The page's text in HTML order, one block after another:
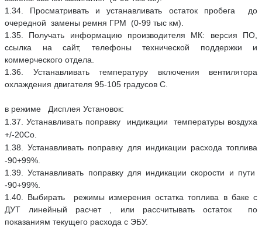
1.34. Просматривать и устанавливать остаток пробега до
очередной замены ремня ГРМ (0-99 тыс км).
1.35. Получать информацию производителя МК: версия ПО,
ссылка на сайт, телефоны технической поддержки и
коммерческого отдела.
1.36. Устанавливать температуру включения вентилятора
охлаждения двигателя 95-105 градусов С.
в режиме Дисплея Установок:
1.37. Устанавливать поправку индикации температуры воздуха
+/-20Со.
1.38. Устанавливать поправку для индикации расхода топлива
-90+99%.
1.39. Устанавливать поправку для индикации скорости и пути
-90+99%.
1.40. Выбирать режимы измерения остатка топлива в баке с
ДУТ линейный расчет , или рассчитывать остаток по
показаниям текущего расхода с ЭБУ.